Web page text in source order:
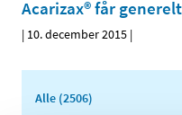
Acarizax® får
| 10. december 2015 |
Alle (2506)